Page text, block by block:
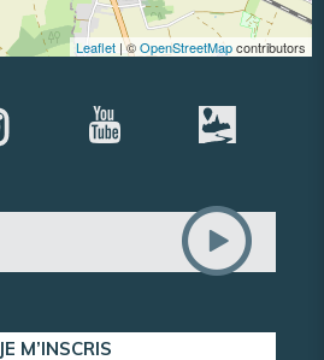
Leaflet | ©OpenStreetMapcontributors
JE M’INSCRIS